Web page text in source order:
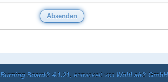
Burning Board® 4.1.21, entwickelt von WoltLab® GmbH